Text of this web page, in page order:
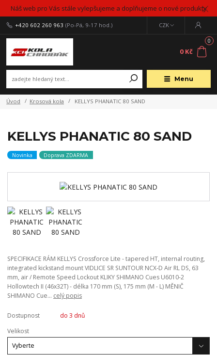
Náš web pro Vás stále vylepšujeme a doplňujeme o nové produkty
Menu
CZK
+420 602 260 963 (Po-Pá, 9-17 hod.)
0
0 Kč
Úvod Krosová kola KELLYS PHANATIC 80 SAND
KELLYS PHANATIC 80 SAND
Novinka Doprava ZDARMA
SPECIFIKACE RÁM KELLYS Crossforce Lite - tapered HT, internal routing,
integrated kickstand mount VIDLICE SR SUNTOUR NCX-D Air RL DS, 63
mm, air / Remote Speed Lockout KLIKY SHIMANO Cues U6010-2
Hollowtech II (46x32T) - délka 170 mm (S), 175 mm (M - L) MĚNIČ
SHIMANO Cue... celý popis
Dostupnost
do 3 dnů
Velikost